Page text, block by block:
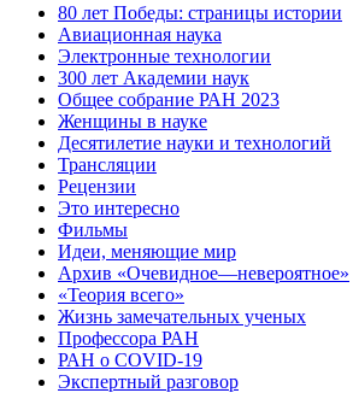
80 лет Победы: страницы истории
Авиационная наука
Электронные технологии
300 лет Академии наук
Общее собрание РАН 2023
Женщины в науке
Десятилетие науки и технологий
Трансляции
Рецензии
Это интересно
Фильмы
Идеи, меняющие мир
Архив «Очевидное—невероятное»
«Теория всего»
Жизнь замечательных ученых
Профессора РАН
РАН о COVID-19
Экспертный разговор